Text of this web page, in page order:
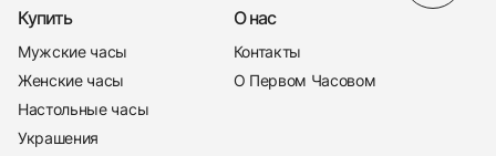
Купить
Мужские часы
Женские часы
Настольные часы
Украшения
О нас
Контакты
О Первом Часовом